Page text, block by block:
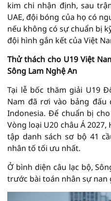
kim chi nhận định, sau
UAE, đội bóng của họ có
nếu không có sự chuẩn bị
đội hình gắn kết của Việt
Thử thách cho U19 Việt
Sông Lam Nghệ An
Tại lễ bốc thăm giải U19
Nam đã rơi vào bảng đấu
Indonesia. Để chuẩn bị
Vòng loại U20 châu Á
tập danh sách sơ bộ 41
nhân tố tối ưu nhất.
Ở bình diện câu lạc bộ,
trước bài toán nhân sự nan